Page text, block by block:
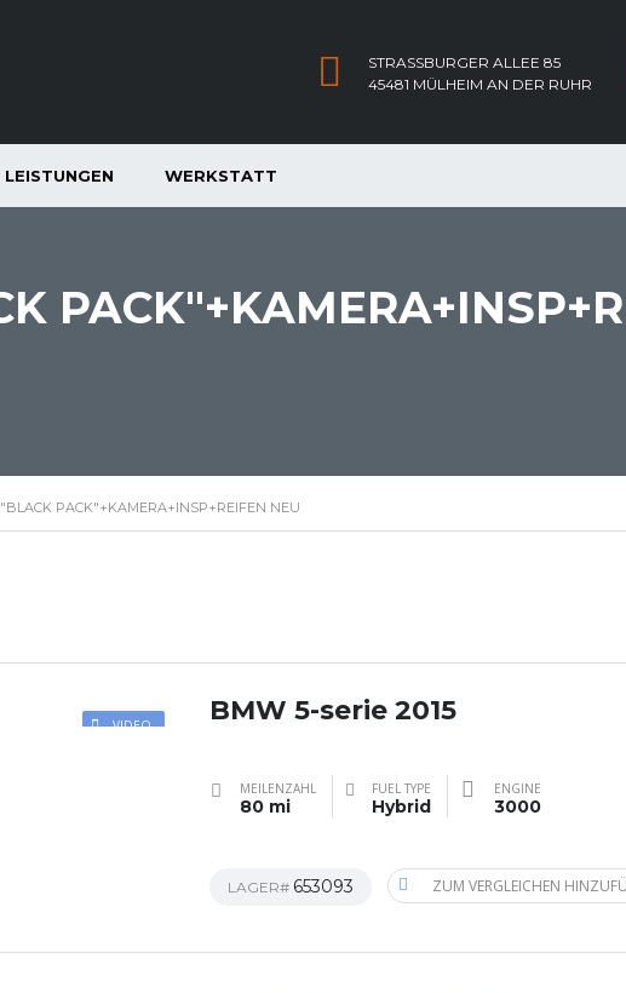
STRASSBURGER ALLEE 85
45481 MÜLHEIM AN DER RUHR
LEISTUNGEN WERKSTATT
PACK"+KAMERA+INSP+REIFEN NEU
VIDEO BMW 5-serie 2015
MEILENZAHL
80 mi
FUEL TYPE
Hybrid
ENGINE
3000
LAGER# 653093 ZUM VERGLEICHEN